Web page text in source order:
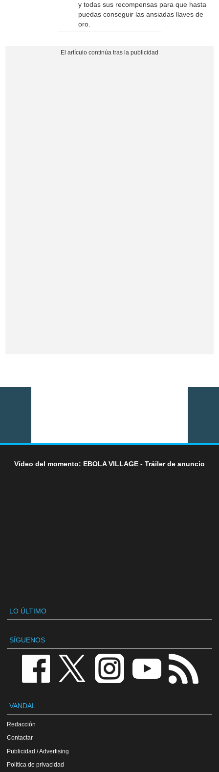
y todas sus recompensas para que hasta
puedas conseguir las ansiadas llaves de
oro.
Vídeo del momento: EBOLA VILLAGE - Tráiler de anuncio
LO ÚLTIMO
SÍGUENOS
VANDAL
Redacción
Contactar
Publicidad / Advertising
Política de privacidad